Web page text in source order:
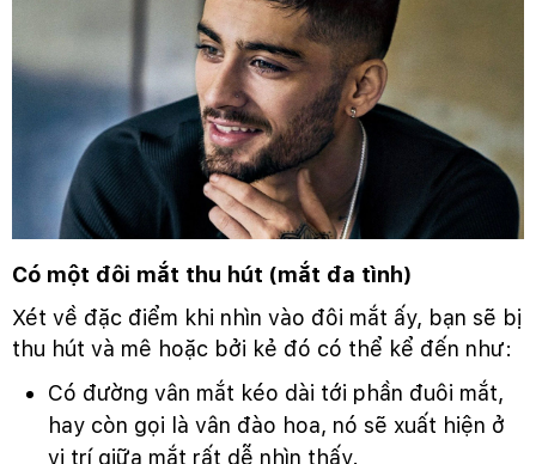
Có một đôi mắt thu hút (mắt đa tình)
Xét về đặc điểm khi nhìn vào đôi mắt ấy, bạn sẽ bị
thu hút và mê hoặc bởi kẻ đó có thể kể đến như:
Có đường vân mắt kéo dài tới phần đuôi mắt,
hay còn gọi là vân đào hoa, nó sẽ xuất hiện ở
vị trí giữa mắt rất dễ nhìn thấy.